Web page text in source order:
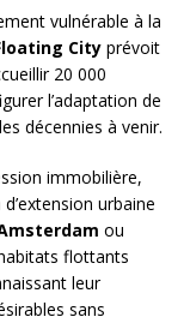
vulnérable à la
City prévoit
20 000
l’adaptation de
décennies à venir.
immobilière,
urbaine
ou
flottants
leur
sans